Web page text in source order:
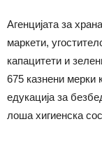
Агенцијата за
маркети,
капацитети и
675 казнени мерки
едукација за
лоша хигиенска